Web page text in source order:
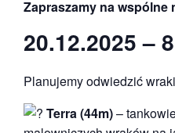
Zapraszamy na wspólne
20.12.2025 –
Planujemy odwiedzić
Terra(44m)–